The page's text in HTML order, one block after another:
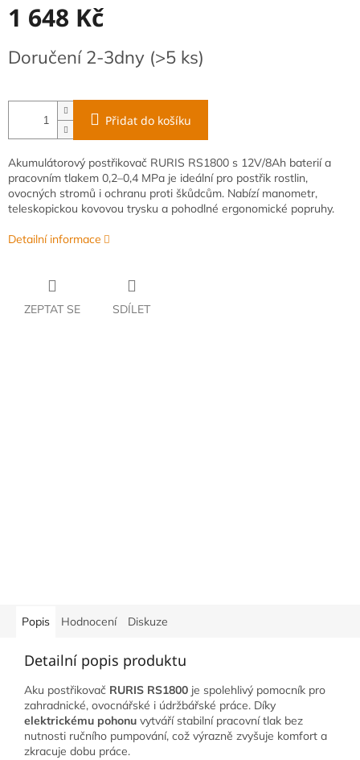
1 648 Kč
cena:
Doručení 2-3dny (>5 ks)
Přidat do košíku
Akumulátorový postřikovač RURIS RS1800 s 12V/8Ah bateriía
pracovním tlakem 0,2–0,4 MPa je ideální pro postřik rostlin,
ovocných stromů i ochranu proti škůdcům. Nabízí manometr,
teleskopickou kovovou trysku a pohodlné ergonomické popruhy.
Detailní informace
ZEPTAT SE SDÍLET
Popis Hodnocení Diskuze
Detailní popis produktu
Aku postřikovač RURIS RS1800 je spolehlivý pomocník pro
zahradnické, ovocnářské i údržbářské práce. Díky
elektrickému pohonu vytváří stabilní pracovní tlak bez
nutnosti ručního pumpování, což výrazně zvyšuje komfort a
zkracuje dobu práce.